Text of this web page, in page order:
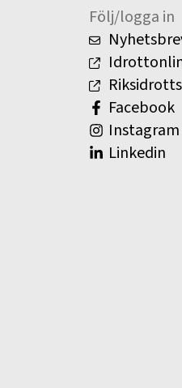
Följ/logga in
Facebook
Instagram
Linkedin